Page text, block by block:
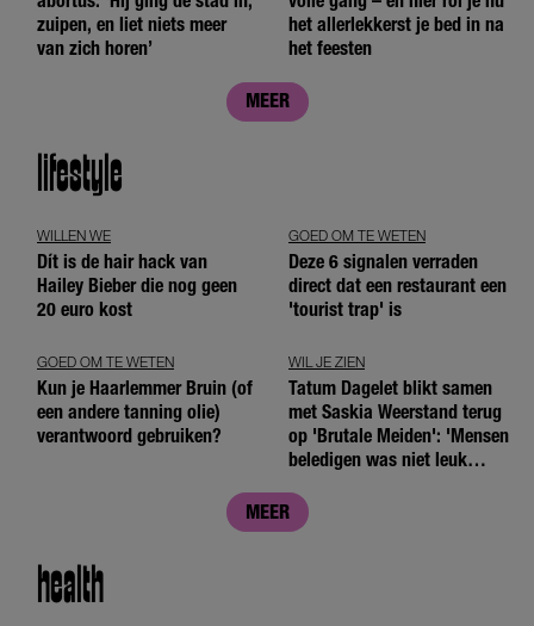
zuipen, en liet niets meer
van zich horen’
het allerlekkerst je bed in na
het feesten
MEER
lifestyle
WILLEN WE
Dít is de hair hack van
Hailey Bieber die nog geen
20 euro kost
GOED OM TE WETEN
Deze 6 signalen verraden
direct dat een restaurant een
'tourist trap' is
GOED OM TE WETEN
Kun je Haarlemmer Bruin (of
een andere tanning olie)
verantwoord gebruiken?
WIL JE ZIEN
Tatum Dagelet blikt samen
met Saskia Weerstand terug
op 'Brutale Meiden': 'Mensen
beledigen was niet leuk
MEER
health